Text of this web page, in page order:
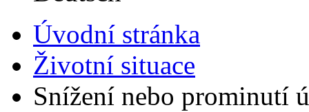
Úvodní stránka
Životní situace
Snížení nebo prominutí